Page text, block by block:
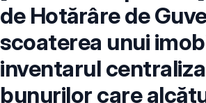
de Hotărâre de
scoaterea unui
inventarul
bunurilor care